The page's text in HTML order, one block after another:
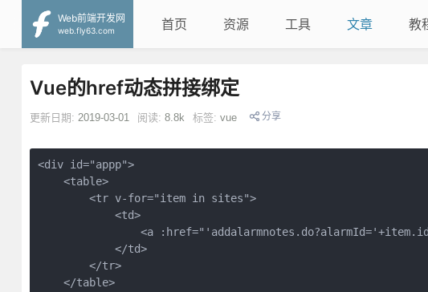
Web前端开发网
web.fly63.com
首页 资源 工具 文章 教
Vue的href动态拼接绑定
更新日期: 2019-03-01 阅读: 8.8k 标签: vue 分享
<div id="appp">
    <table>
        <tr v-for="item in sites">
            <td>
<a
            </td>
        </tr>
    </table>